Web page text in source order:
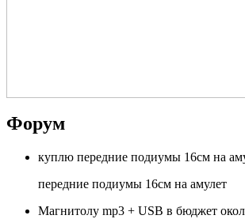
Форум
куплю передние подиумы 16см на
передние подиумы 16см на амулет
Магнитолу mp3 + USB в бюджет